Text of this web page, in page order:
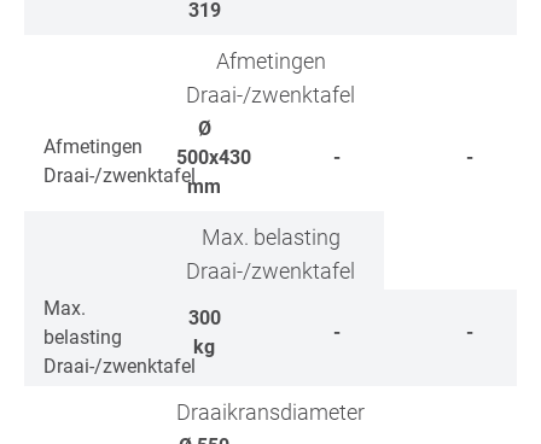
319
Afmetingen
Draai-/zwenktafel
Afmetingen
Draai-/zwenktafel
Ø
500x430
mm
- -
Max. belasting
Draai-/zwenktafel
Max.
belasting
Draai-/zwenktafel
300
kg
- -
Draaikransdiameter